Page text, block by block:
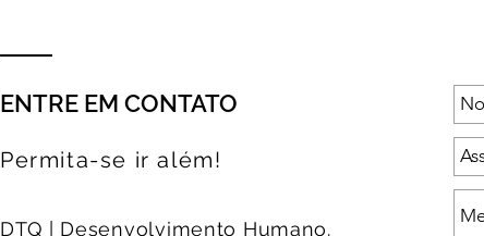
ENTRE EM CONTATO
Permita-se ir além!
DTQ | Desenvolvimento Humano.